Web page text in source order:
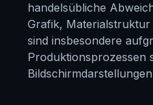
handelsübliche
Grafik, Materialstruktur
sind insbesondere
Produktionsprozessen